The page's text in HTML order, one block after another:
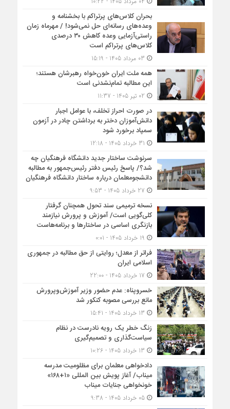
بحران کلاس‌های پرتراکم با بخشنامه و
وعده‌های رسانه‌ای حل نمی‌شود! / مهرماه زمان
راستی‌آزمایی وعده کاهش ۳۰ درصدی
کلاس‌های پرتراکم است
همه ملت ایران خون‌خواه رهبرشان هستند؛
این مطالبه تمام‌نشدنی است
در صورت احراز تخلف، با عوامل اجبار
دانش‌آموزان دختر به برداشتن چادر در آزمون
سمپاد برخورد شود
سرنوشت ساختار جدید دانشگاه فرهنگیان چه
شد؟/ پاسخ رئیس دفتر رئیس‌جمهور به مطالبه
دانشجومعلمان درباره ساختار دانشگاه فرهنگیان
نسخه ترمیمی سند تحول همچنان گرفتار
کلی‌گویی است/ آموزش و پرورش نیازمند
بازنگری اساسی در ساختارها و برنامه‌هاست
فراتر از معدل؛ روایتی از حق مطالبه در جمهوری
اسلامی ایران
خسروپناه: عدم حضور وزیر آموزش‌وپرورش
مانع بررسی مصوبه کنکور شد
زنگ خطر یک رویه نادرست در نظام
سیاست‌گذاری و تصمیم‌گیری
دادخواهی معلمان برای مظلومیت مدرسه
میناب/ آغاز پویش بین المللی «۱+۱۶۸»
خونخواهی جنایات میناب
05 خرداد 1405 - 9:38